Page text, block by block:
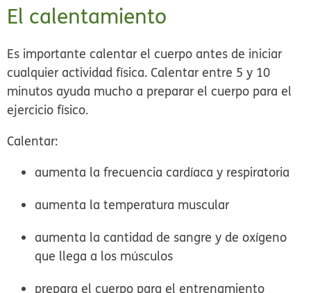
El calentamiento
Es importante calentar el cuerpo antes de iniciar
cualquier actividad física. Calentar entre 5 y 10
minutos ayuda mucho a preparar el cuerpo para el
ejercicio físico.
Calentar:
aumenta la frecuencia cardíaca y respiratoria
aumenta la temperatura muscular
aumenta la cantidad de sangre y de oxígeno
que llega a los músculos
prepara el cuerpo para el entrenamiento